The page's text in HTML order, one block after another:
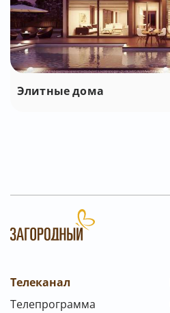
Элитные дома
Телеканал
Телепрограмма